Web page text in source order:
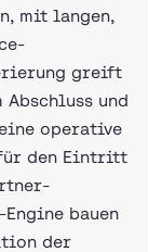
mit langen,
greift
und
operative
den Eintritt
Engine bauen
der